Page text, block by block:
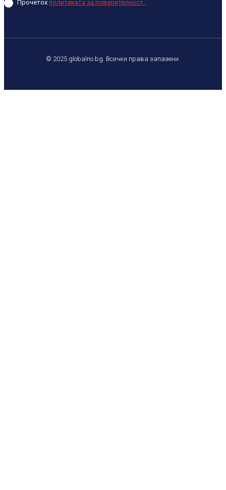
Прочетох политиката за поверителност .
© 2025 globalno.bg. Всички права запазени.